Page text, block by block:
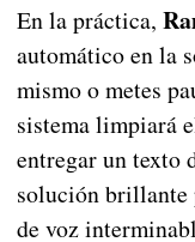
En la práctica,
automático en la
mismo o metes
sistema limpiará
entregar un texto
solución brillante
de voz